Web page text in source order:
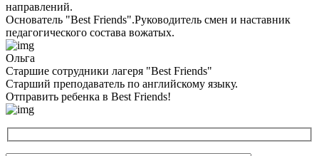
направлений.
Основатель "Best Friends".Руководитель смен и наставник
педагогического состава вожатых.
Ольга
Старшие сотрудники лагеря "Best Friends"
Cтарший преподаватель по английскому языку.
Отправить ребенка в Best Friends!